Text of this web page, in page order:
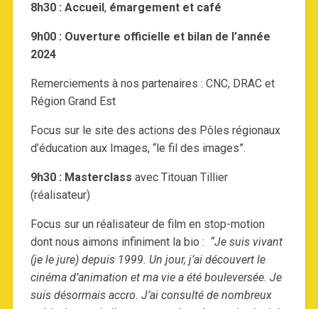
8h30 : Accueil , émargement et café
9h00 : Ouverture officielle et bilan de l’année
2024
Remerciements à nos partenaires : CNC, DRAC et
Région Grand Est
Focus sur le site des actions des Pôles régionaux
d’éducation aux Images, “le fil des images”.
9h30 : Masterclass avec Titouan Tillier
(réalisateur)
Focus sur un réalisateur de film en stop-motion
dont nous aimons infiniment la bio : “Je suis vivant
(je le jure) depuis 1999. Un jour, j’ai découvert le
cinéma d’animation et ma vie a été bouleversée. Je
suis désormais accro. J’ai consulté de nombreux